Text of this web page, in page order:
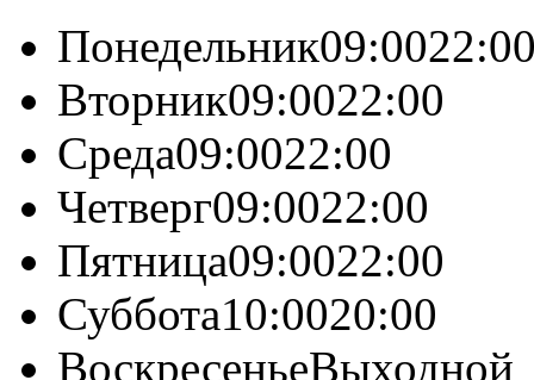
Вторник09:0022:00
Среда09:0022:00
Четверг09:0022:00
Пятница09:0022:00
Суббота10:0020:00
ВоскресеньеВыходной